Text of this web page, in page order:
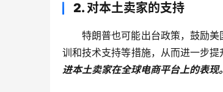
2. 对本土卖家的支持
特朗普也可能出台政策，鼓励
训和技术支持等措施，从而进一步提
进本土卖家在全球电商平台上的表现。